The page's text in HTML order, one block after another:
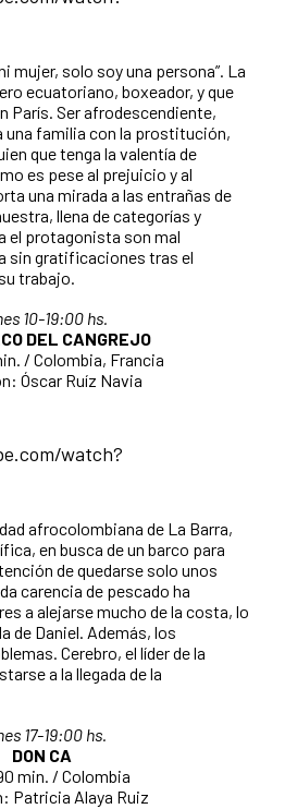
mujer, solo soy una persona”. La
ecuatoriano, boxeador, y que
París. Ser afrodescendiente,
una familia con la prostitución,
que tenga la valentía de
es pese al prejuicio y al
una mirada a las entrañas de
llena de categorías y
el protagonista son mal
sin gratificaciones tras el
trabajo.
10-19:00 hs.
DEL CANGREJO
/ Colombia, Francia
Óscar Ruíz Navia
watch?
afrocolombiana de La Barra,
en busca de un barco para
de quedarse solo unos
carencia de pescado ha
a alejarse mucho de la costa, lo
de Daniel. Además, los
Cerebro, el líder de la
a la llegada de la
17-19:00 hs.
DON CA
min. / Colombia
Patricia Alaya Ruiz